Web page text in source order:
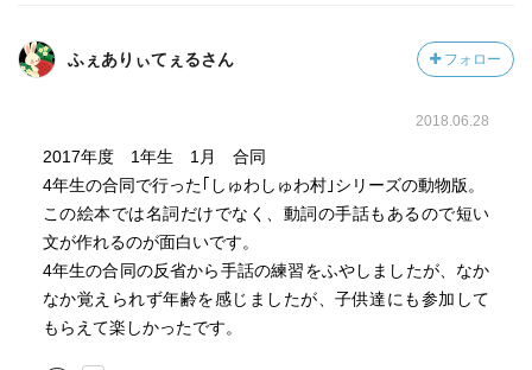
ふぇありぃてぇるさん フォロー
2018.06.28
2017年度 1年生 1月 合同
4年生の合同で行った｢しゅわしゅわ村｣シリーズの動物版。
この絵本では名詞だけでなく、動詞の手話もあるので短い
文が作れるのが面白いです。
4年生の合同の反省から手話の練習をふやしましたが、なか
なか覚えられず年齢を感じましたが、子供達にも参加して
もらえて楽しかったです。